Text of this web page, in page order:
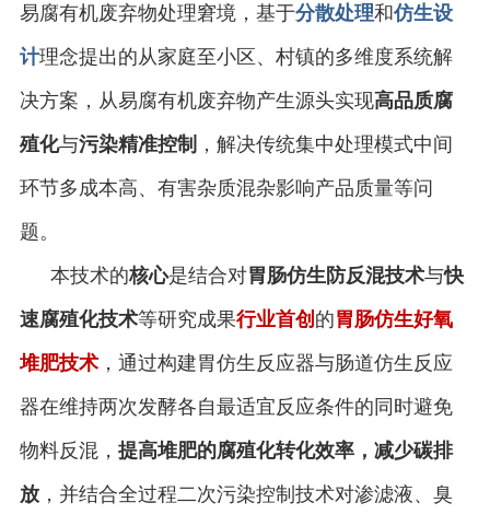
易腐有机废弃物处理窘境，基于分散处理和仿生设
计理念提出的从家庭至小区、村镇的多维度系统解
决方案，从易腐有机废弃物产生源头实现高品质腐
殖化与污染精准控制 ，解决传统集中处理模式中间
环节多成本高、有害杂质混杂影响产品质量等问
题。
本技术的核心是结合对胃肠仿生防反混技术与快
速腐殖化技术等研究成果行业首创 的胃肠仿生好氧
堆肥技术，通过构建胃仿生反应器与肠道仿生反应
器在维持两次发酵各自最适宜反应条件的同时避免
物料反混， 提高堆肥的腐殖化转化效率，减少碳排
放，并结合全过程二次污染控制技术对渗滤液、臭